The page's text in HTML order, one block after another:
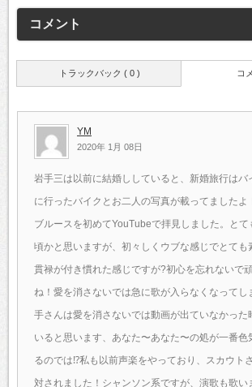
コメント
トラックバック ( 0 ) コ
YM
2020年 1月 08日
岩手三は以前に結婚ししていると、新婚旅行はバ
に行ったバイクとお二人の写真が載ってましたよ
ブルースを初めてYouTubeで拝見しました。と
頃かと思いますが、初々しくウブな感じでとても
貫禄が付き慣れた感じですが?初心を忘れないで
ね！愛を消さないでは急に歌が入らなくなってし
手さんは愛を消さないでは動画が出ていなかった
いると思います、あなた〜あなた〜の処が一番色
るのでは⁉️私も以前声楽をやっており、スカウト
対されました！シャンソン系ですが、演歌も歌い